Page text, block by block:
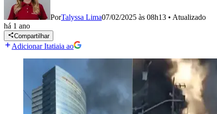
PorTalyssa Lima07/02/2025 às 08h13 • Atualizado
há 1 ano
Compartilhar
Adicionar Itatiaia ao